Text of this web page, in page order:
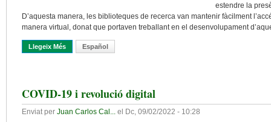
estendre la
D’aquesta manera, les biblioteques de recerca van mantenir fàcilment
manera virtual, donat que portaven treballant en el desenvolupament
Llegeix Més Sobre Biblioteques Universitàries I De Recerca En Temps De
Español
COVID-19 i revolució digital
Enviat per Juan Carlos Cal... el Dc, 09/02/2022 - 10:28